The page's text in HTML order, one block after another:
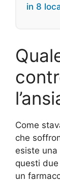
in 8
Come
che
esiste
questi
un